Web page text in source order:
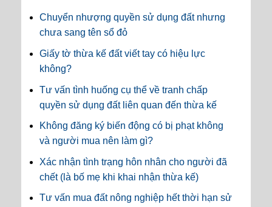
Chuyển nhượng quyền sử dụng đất nhưng
chưa sang tên sổ đỏ
Giấy tờ thừa kế đất viết tay có hiệu lực
không?
Tư vấn tình huống cụ thể về tranh chấp
quyền sử dụng đất liên quan đến thừa kế
Không đăng ký biến động có bị phạt không
và người mua nên làm gì?
Xác nhận tình trạng hôn nhân cho người đã
chết (là bố mẹ khi khai nhận thừa kế)
Tư vấn mua đất nông nghiệp hết thời hạn sử